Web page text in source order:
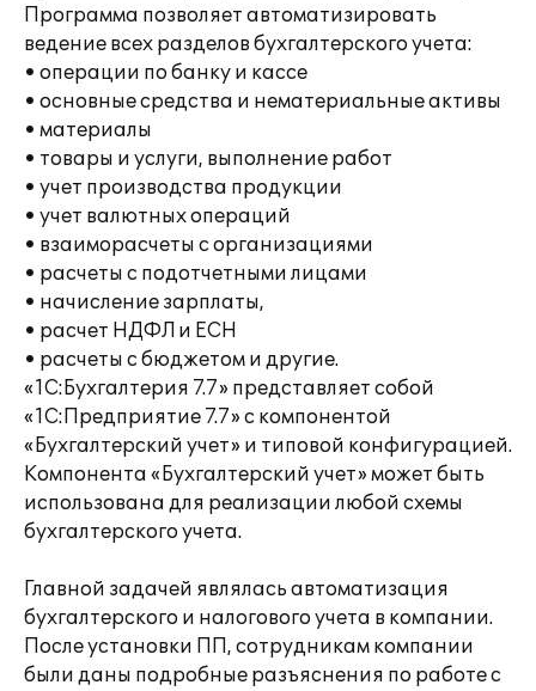
Программа позволяет автоматизировать
ведение всех разделов бухгалтерского учета:
• операции по банку и кассе
• основные средства и нематериальные активы
• материалы
• товары и услуги, выполнение работ
• учет производства продукции
• учет валютных операций
• взаиморасчеты с организациями
• расчеты с подотчетными лицами
• начисление зарплаты,
• расчет НДФЛ и ЕСН
• расчеты с бюджетом и другие.
«1С:Бухгалтерия 7.7» представляет собой
«1С:Предприятие 7.7» с компонентой
«Бухгалтерский учет» и типовой конфигурацией.
Компонента «Бухгалтерский учет» может быть
использована для реализации любой схемы
бухгалтерского учета.
Главной задачей являлась автоматизация
бухгалтерского и налогового учета в компании.
После установки ПП, сотрудникам компании
были даны подробные разъяснения по работе с